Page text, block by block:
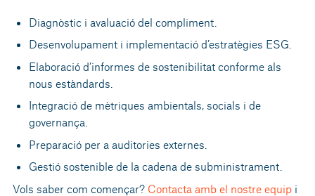
Diagnòstic i avaluació del compliment.
Desenvolupament i implementació d’estratègies ESG.
Elaboració d’informes de sostenibilitat conforme als
nous estàndards.
Integració de mètriques ambientals, socials i de
governança.
Preparació per a auditories externes.
Gestió sostenible de la cadena de subministrament.
Vols saber com començar? Contacta amb el nostre equip i